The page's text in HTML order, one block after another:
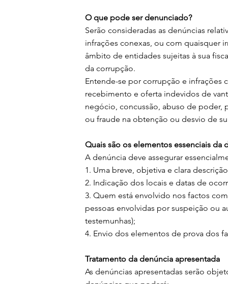
O que pode ser denunciado?
Serão consideradas as denúncias
infrações conexas, ou com quaisquer
âmbito de entidades sujeitas à sua
da corrupção.
Entende-se por corrupção e infrações
recebimento e oferta indevidos de
negócio, concussão, abuso de poder,
ou fraude na obtenção ou desvio de
Quais são os elementos essenciais da
A denúncia deve assegurar
1. Uma breve, objetiva e clara
2. Indicação dos locais e datas de
3. Quem está envolvido nos factos
pessoas envolvidas por suspeição ou
testemunhas);
4. Envio dos elementos de prova dos
Tratamento da denúncia apresentada
As denúncias apresentadas serão